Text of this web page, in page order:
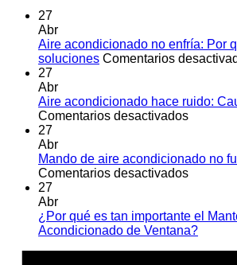
27
Abr
Aire acondicionado no enfría: Por
soluciones Comentarios
27
Abr
Aire acondicionado hace ruido:
Comentarios desactivadosen
hace
ruido:
qué
hacer
27
Abr
Mando de aire acondicionado no
Comentarios desactivadosen
aire
27
Abr
¿Por qué es tan importante el
Acondicionado de Ventana?No